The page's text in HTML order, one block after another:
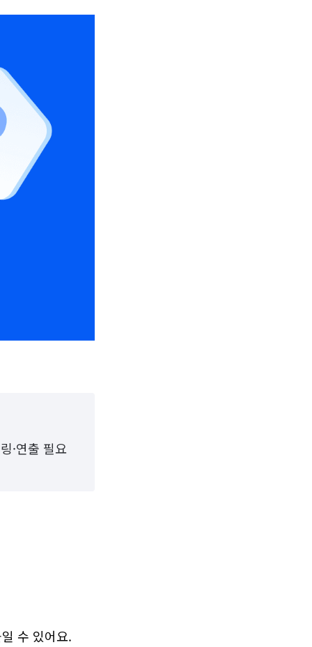
·연출 필요
수 있어요.